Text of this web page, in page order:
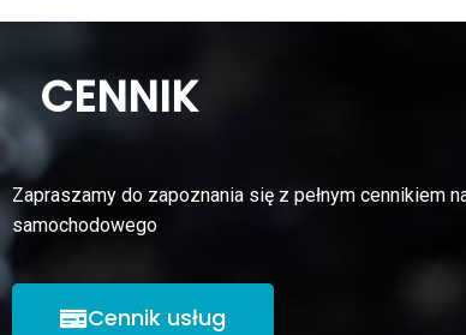
CENNIK
Zapraszamy do zapoznania się z pełnym cennikiem
samochodowego
Cennik usług